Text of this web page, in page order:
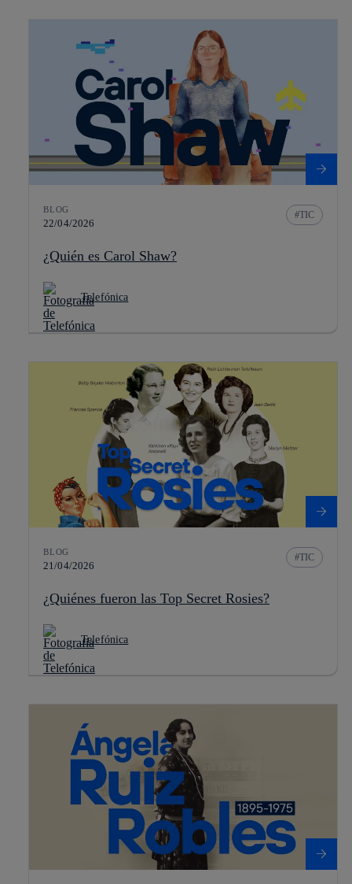
BLOG
22/04/2026
TIC
¿Quién es Carol Shaw?
Telefónica
BLOG
21/04/2026
TIC
¿Quiénes fueron las Top Secret Rosies?
Telefónica